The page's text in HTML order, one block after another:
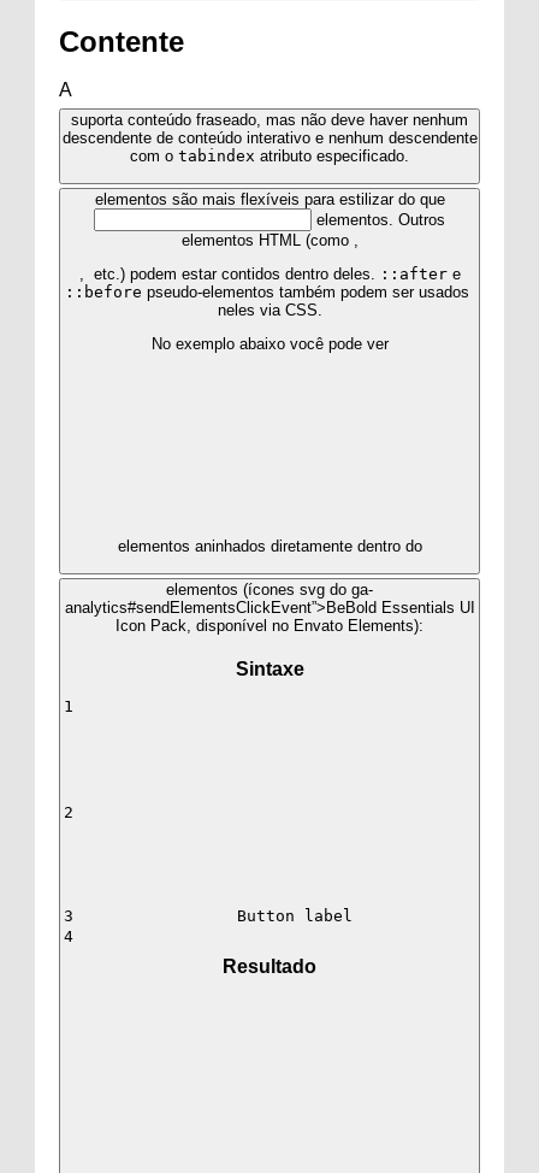
Contente
A
suporta conteúdo fraseado, mas não deve haver nenhum
descendente de conteúdo interativo e nenhum descendente
com o tabindex atributo especificado.
elementos são mais flexíveis para estilizar do que
elementos. Outros
elementos HTML (como
etc.) podem estar contidos dentro deles. ::aftere
::before pseudo-elementos também podem ser usados ​​
neles via CSS.
No exemplo abaixo você pode ver
elementos aninhados diretamente dentro do
elementos (ícones svg do ga-
analytics#sendElementsClickEvent”>BeBold Essentials UI
Icon Pack, disponível no Envato Elements):
Sintaxe
1
2
3
4
Resultado